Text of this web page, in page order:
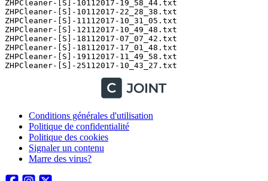
ZHPCleaner-[S]-10112017-19_58_44.txt
ZHPCleaner-[S]-10112017-22_28_38.txt
ZHPCleaner-[S]-11112017-10_31_05.txt
ZHPCleaner-[S]-12112017-10_49_48.txt
ZHPCleaner-[S]-18112017-07_07_42.txt
ZHPCleaner-[S]-18112017-17_01_48.txt
ZHPCleaner-[S]-19112017-11_49_58.txt
Conditions générales d'utilisation
Politique de confidentialité
Politique des cookies
Signaler un contenu
Marre des virus?